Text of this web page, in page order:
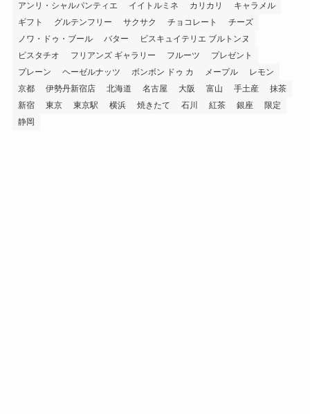
アンリ・シャルパンティエ
イイトルミネ カリカリ
キャラメル
ギフト
グルテンフリー サクサク チョコレート
チーズ
ノワ・ドゥ・ブール
バター
ビスキュイテリエ ブルトンヌ
ピスタチオ
フリアンズ ギャラリー フルーツ
プレゼント
プレーン
ヘーゼルナッツ ボンボン ドゥ カ メープル
レモン
京都
伊勢丹新宿店 北海道 名古屋 大阪 富山 手土産
抹茶
新宿
東京 東京駅 横浜 焼きたて 石川 紅茶 銀座
限定
静岡